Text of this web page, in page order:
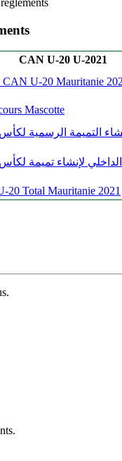
CAN U-20 U-2021
CAN U-20 Mauritanie
Mascotte
التميمة الرسمية
الداخلي لإنشاء تميمة
20 Total Mauritanie 2021